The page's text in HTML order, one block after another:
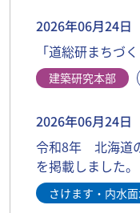
2026年06月24日
「道総研まちづ
建築研究本部
2026年06月24日
令和8年 北海道
を掲載しました。
さけます・内水